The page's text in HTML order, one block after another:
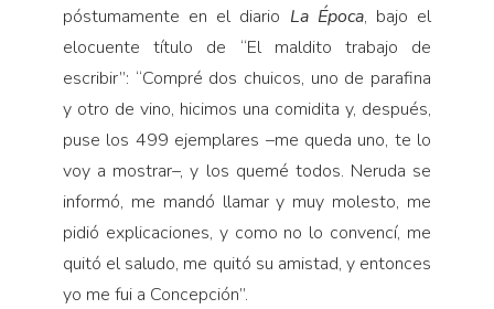
póstumamente en el diario La Época, bajo el
elocuente título de “El maldito trabajo de
escribir”: “Compré dos chuicos, uno de parafina
y otro de vino, hicimos una comidita y, después,
puse los 499 ejemplares –me queda uno, te lo
voy a mostrar–, y los quemé todos. Neruda se
informó, me mandó llamar y muy molesto, me
pidió explicaciones, y como no lo convencí, me
quitó el saludo, me quitó su amistad, y entonces
yo me fui a Concepción”.